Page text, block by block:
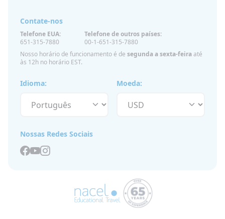
Idioma: Moeda:
Contate-nos
Telefone EUA:
651-315-7880
Telefone de outros países:
00-1-651-315-7880
Nosso horário de funcionamento é de segunda a sexta-feiraaté
às 12h no horário EST.
Nossas Redes Sociais